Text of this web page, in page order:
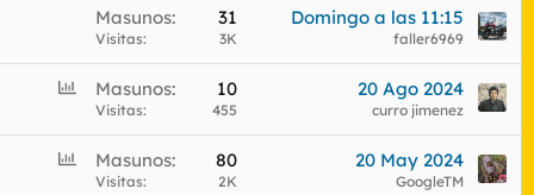
Masunos 31
Visitas 3K
Domingo a las 11:15
faller6969
E
c
u
Masunos 10
Visitas 455
20 Ago 2024
curro jimenez
E
Masunos 80
Visitas 2K
20 May 2024
GoogleTM